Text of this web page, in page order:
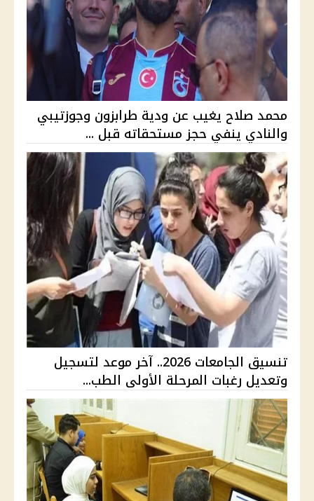
محمد صلاح يغيب عن ودية طرابزون وجوزتيبي
والنادي ينفي حجز مستحقاته قبل ...
تنسيق الجامعات 2026.. آخر موعد لتسجيل
وتعديل رغبات المرحلة الأولى الطب...